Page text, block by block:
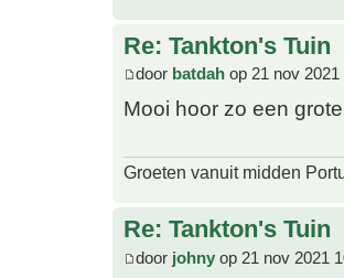
Re: Tankton's Tuin
door batdah op 21 nov 2021
Mooi hoor zo een
Groeten vanuit midden
Re: Tankton's Tuin
door johny op 21 nov 2021